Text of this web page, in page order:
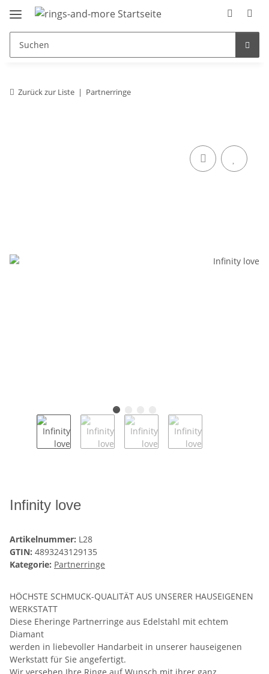
Zurück zur Liste Partnerringe
Infinity love
Artikelnummer: L28
GTIN: 4893243129135
Kategorie: Partnerringe
HÖCHSTE SCHMUCK-QUALITÄT AUS UNSERER HAUSEIGENEN
WERKSTATT
Diese Eheringe Partnerringe aus Edelstahl mit echtem
Diamant
werden in liebevoller Handarbeit in unserer hauseigenen
Werkstatt für Sie angefertigt.